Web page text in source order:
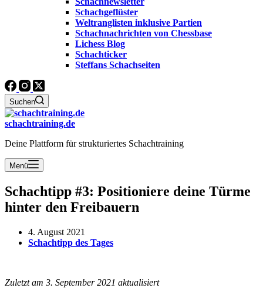
Schachgeflüster
Weltranglisten inklusive Partien
Schachnachrichten von Chessbase
Lichess Blog
Schachticker
Steffans Schachseiten
Suchen
schachtraining.de
Deine Plattform für strukturiertes Schachtraining
Menü
Schachtipp #3: Positioniere deine Türme
hinter den Freibauern
4. August 2021
Schachtipp des Tages
Zuletzt am 3. September 2021 aktualisiert